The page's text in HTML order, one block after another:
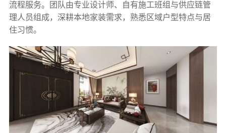
流程服务。团队由专业设计师、自有施工班组与供应链管
理人员组成，深耕本地家装需求，熟悉区域户型特点与居
住习惯。